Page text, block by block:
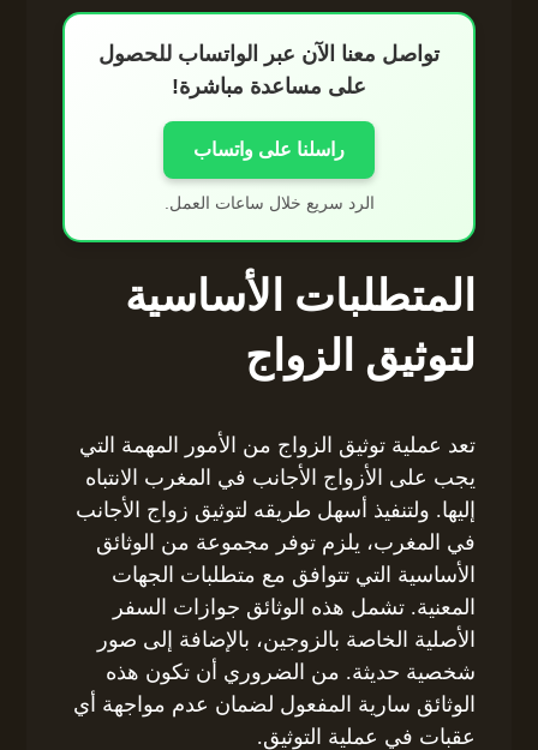
تواصل معنا الآن عبر الواتساب للحصول
على مساعدة مباشرة!
راسلنا على واتساب
الرد سريع خلال ساعات العمل.
المتطلبات الأساسية
لتوثيق الزواج
تعد عملية توثيق الزواج من الأمور المهمة التي
يجب على الأزواج الأجانب في المغرب الانتباه
إليها. ولتنفيذ أسهل طريقه لتوثيق زواج الأجانب
في المغرب، يلزم توفر مجموعة من الوثائق
الأساسية التي تتوافق مع متطلبات الجهات
المعنية. تشمل هذه الوثائق جوازات السفر
الأصلية الخاصة بالزوجين، بالإضافة إلى صور
شخصية حديثة. من الضروري أن تكون هذه
الوثائق سارية المفعول لضمان عدم مواجهة أي
عقبات في عملية التوثيق.